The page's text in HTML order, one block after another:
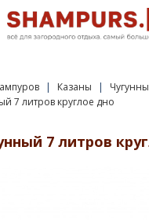
Казаны
7 литров круглое дно
7 литров